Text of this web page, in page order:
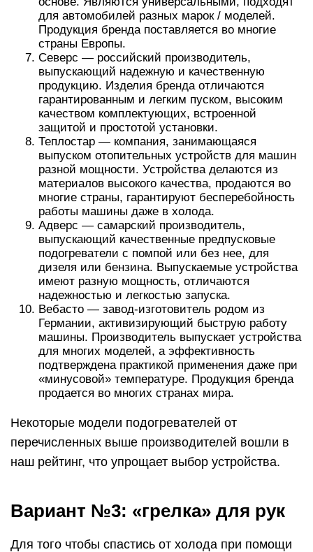
для автомобилей разных марок / моделей.
Продукция бренда поставляется во многие
страны Европы.
Северс — российский производитель,
выпускающий надежную и качественную
продукцию. Изделия бренда отличаются
гарантированным и легким пуском, высоким
качеством комплектующих, встроенной
защитой и простотой установки.
Теплостар — компания, занимающаяся
выпуском отопительных устройств для машин
разной мощности. Устройства делаются из
материалов высокого качества, продаются во
многие страны, гарантируют бесперебойность
работы машины даже в холода.
Адверс — самарский производитель,
выпускающий качественные предпусковые
подогреватели с помпой или без нее, для
дизеля или бензина. Выпускаемые устройства
имеют разную мощность, отличаются
надежностью и легкостью запуска.
Вебасто — завод-изготовитель родом из
Германии, активизирующий быструю работу
машины. Производитель выпускает устройства
для многих моделей, а эффективность
подтверждена практикой применения даже при
«минусовой» температуре. Продукция бренда
продается во многих странах мира.
Некоторые модели подогревателей от
перечисленных выше производителей вошли в
наш рейтинг, что упрощает выбор устройства.
Вариант №3: «грелка» для рук
Для того чтобы спастись от холода при помощи